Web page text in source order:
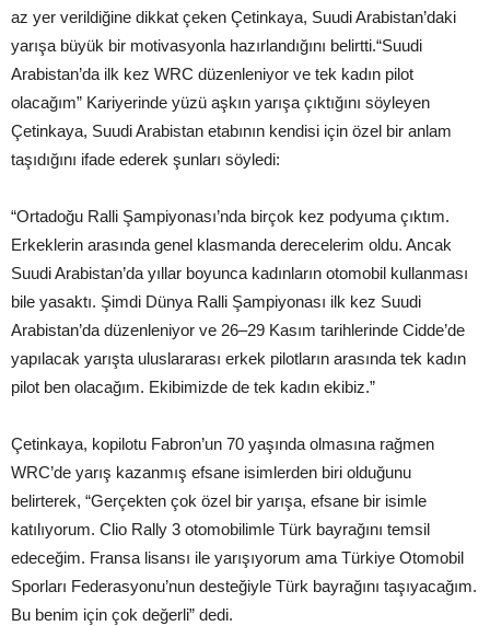
az yer verildiğine dikkat çeken Çetinkaya, Suudi Arabistan’daki
yarışa büyük bir motivasyonla hazırlandığını belirtti.“Suudi
Arabistan’da ilk kez WRC düzenleniyor ve tek kadın pilot
olacağım” Kariyerinde yüzü aşkın yarışa çıktığını söyleyen
Çetinkaya, Suudi Arabistan etabının kendisi için özel bir anlam
taşıdığını ifade ederek şunları söyledi:
“Ortadoğu Ralli Şampiyonası’nda birçok kez podyuma çıktım.
Erkeklerin arasında genel klasmanda derecelerim oldu. Ancak
Suudi Arabistan’da yıllar boyunca kadınların otomobil kullanması
bile yasaktı. Şimdi Dünya Ralli Şampiyonası ilk kez Suudi
Arabistan’da düzenleniyor ve 26–29 Kasım tarihlerinde Cidde’de
yapılacak yarışta uluslararası erkek pilotların arasında tek kadın
pilot ben olacağım. Ekibimizde de tek kadın ekibiz.”
Çetinkaya, kopilotu Fabron’un 70 yaşında olmasına rağmen
WRC’de yarış kazanmış efsane isimlerden biri olduğunu
belirterek, “Gerçekten çok özel bir yarışa, efsane bir isimle
katılıyorum. Clio Rally 3 otomobilimle Türk bayrağını temsil
edeceğim. Fransa lisansı ile yarışıyorum ama Türkiye Otomobil
Sporları Federasyonu’nun desteğiyle Türk bayrağını taşıyacağım.
Bu benim için çok değerli” dedi.